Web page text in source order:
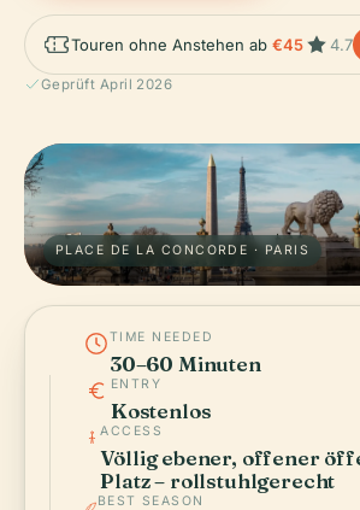
Touren ohne Anstehen ab €45 4.7
Geprüft April 2026
PLACE DE LA CONCORDE · PARIS
TIME NEEDED
30–60 Minuten
ENTRY
Kostenlos
ACCESS
Völlig ebener, offener
Platz – rollstuhlgerecht
BEST SEASON